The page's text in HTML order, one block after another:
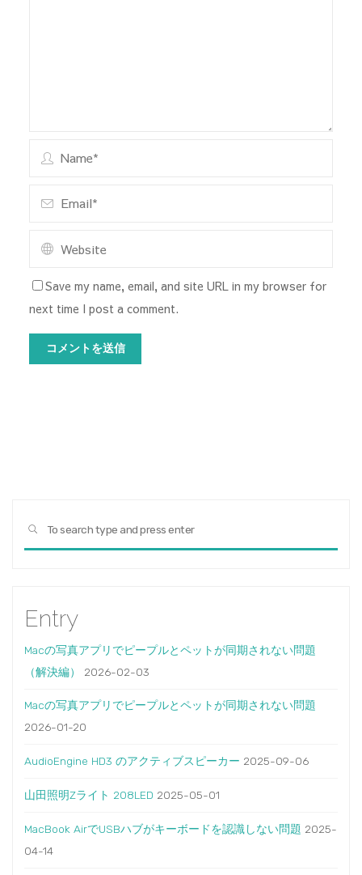
Save my name, email, and site URL in my browser for
next time I post a comment.
SEARCH
Entry
Macの写真アプリでピープルとペットが同期されない問題
（解決編）
2026-02-03
Macの写真アプリでピープルとペットが同期されない問題
2026-01-20
AudioEngine HD3 のアクティブスピーカー 2025-09-06
山田照明Zライト 208LED 2025-05-01
MacBook AirでUSBハブがキーボードを認識しない問題 2025-
04-14